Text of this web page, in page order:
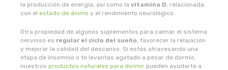
la producción de energía, así como la vitamina D, relacionada
con el estado de ánimo y el rendimiento neurológico.
Otra propiedad de algunos suplementos para calmar el sistema
nervioso es regular el ciclo del sueño, favorecer la relajación
y mejorar la calidad del descanso. Si estás atravesando una
etapa de insomnio o te levantas agotado a pesar de dormir,
nuestros productos naturales para dormir pueden ayudarte a
naturcosmetika
naturgreen
naturmil